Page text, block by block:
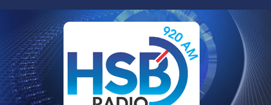
contenido